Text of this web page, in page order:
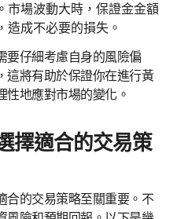
市場波動大時，保證金金額
造成不必要的損失。
要仔細考慮自身的風險偏
這將有助於保證你在進行黃
地應對市場的變化。
擇適合的交易策
合的交易策略至關重要。不